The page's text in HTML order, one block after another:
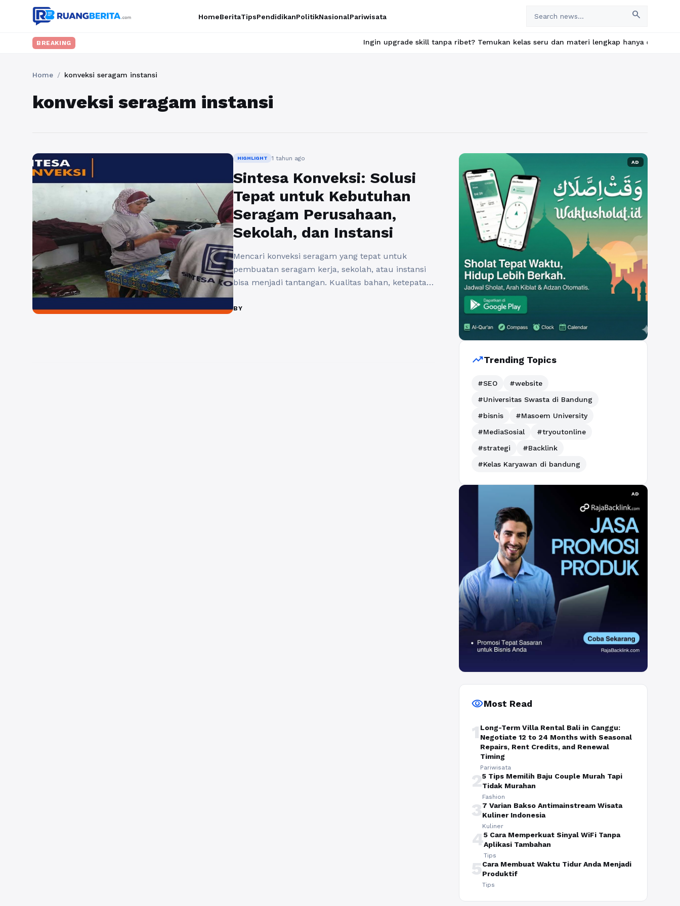
HomeBeritaTipsPendidikanPolitikNasionalPariwisata search
BREAKING Ingin upgrade skill tanpa ribet? Temukan kelas seru dan materi lengkap hanya di
Home / konveksi seragam instansi
konveksi seragam instansi
HIGHLIGHT 1 tahun ago
Sintesa Konveksi: Solusi
Tepat untuk Kebutuhan
Seragam Perusahaan,
Sekolah, dan Instansi
Mencari konveksi seragam yang tepat untuk
pembuatan seragam kerja, sekolah, atau instansi
bisa menjadi tantangan. Kualitas bahan, ketepatan
beberapa faktor yang harus diperhatikan. Sintesa
BY
AD
trending_upTrending Topics
#SEO
#website
#Universitas Swasta di Bandung
#bisnis
#Masoem University
#MediaSosial
#tryoutonline
#strategi
#Backlink
#Kelas Karyawan di bandung
AD
visibilityMost Read
1 Long-Term Villa Rental Bali in Canggu:
Negotiate 12 to 24 Months with Seasonal
Repairs, Rent Credits, and Renewal
Timing
Pariwisata
25 Tips Memilih Baju Couple Murah Tapi
Tidak Murahan
Fashion
37 Varian Bakso Antimainstream Wisata
Kuliner Indonesia
Kuliner
45 Cara Memperkuat Sinyal WiFi Tanpa
Aplikasi Tambahan
Tips
5Cara Membuat Waktu Tidur Anda Menjadi
Produktif
Tips